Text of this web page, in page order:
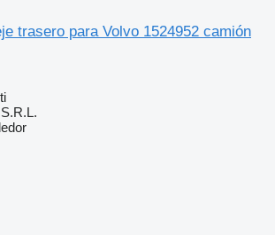
trasero para Volvo 1524952 camión